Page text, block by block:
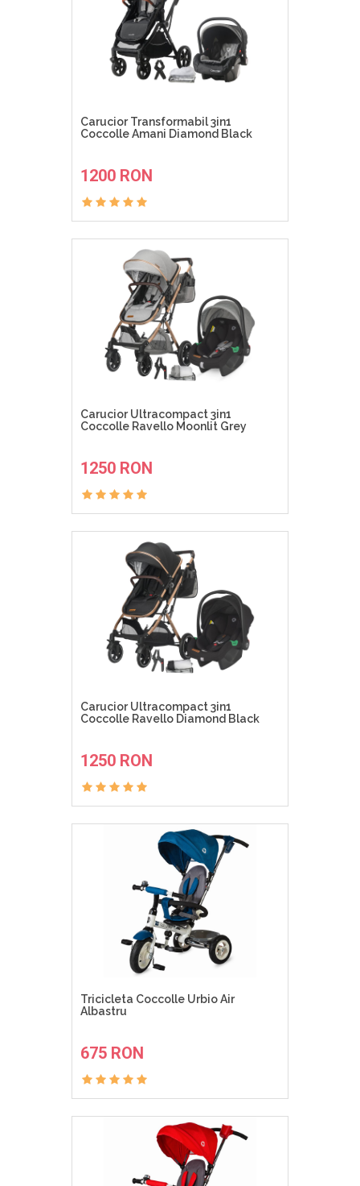
Carucior Transformabil 3in1
Coccolle Amani Diamond Black
1200 RON
Carucior Ultracompact 3in1
Coccolle Ravello Moonlit Grey
1250 RON
Carucior Ultracompact 3in1
Coccolle Ravello Diamond Black
1250 RON
Tricicleta Coccolle Urbio Air
Albastru
675 RON